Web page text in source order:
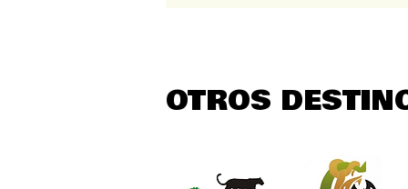
OTROS